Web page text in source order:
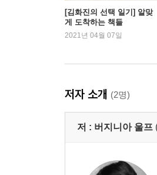
[김화진의 선택 일기] 알맞
게 도착하는 책들
2021년 04월 07일
저자 소개 (2명)
저 : 버지니아 울프